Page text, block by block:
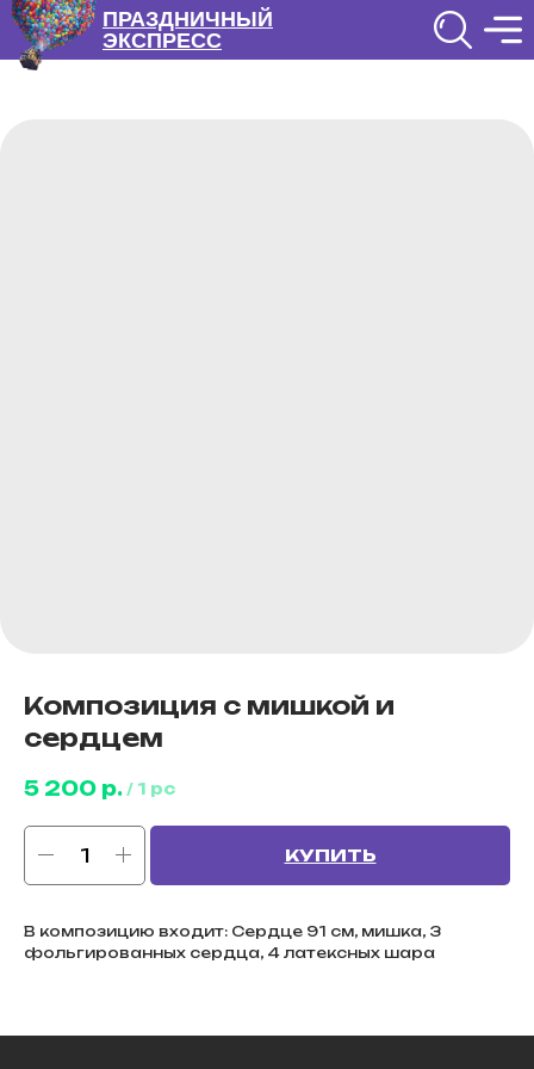
ПРАЗДНИЧНЫЙ
ЭКСПРЕСС
Композиция с мишкой и
сердцем
5 200 р. / 1 pc
КУПИТЬ
В композицию входит: Сердце 91 см, мишка, 3
фольгированных сердца, 4 латексных шара